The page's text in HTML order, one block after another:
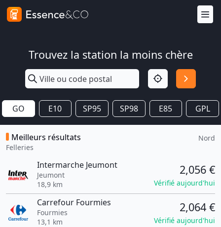
Trouvez la station la moins chère
GO E10 SP95 SP98 E85 GPL
Meilleurs résultats
Felleries
Nord
Intermarche Jeumont
Jeumont
18,9 km
2,056 €
Vérifié aujourd'hui
Carrefour Fourmies
Fourmies
13,1 km
2,064 €
Vérifié aujourd'hui